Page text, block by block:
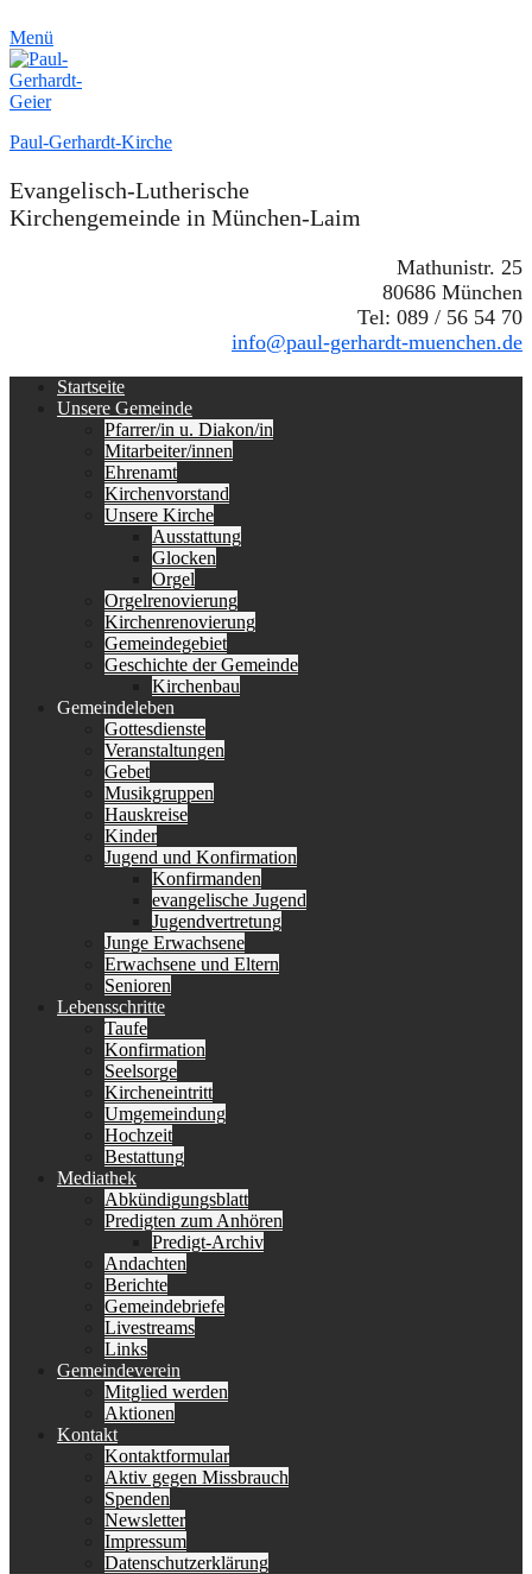
Menü
Paul-Gerhardt-Kirche
Evangelisch-Lutherische
Kirchengemeinde in München-Laim
Mathunistr. 25
80686 München
Tel: 089 / 56 54 70
info@paul-gerhardt-muenchen.de
Erstes
Menü
Startseite
Unsere Gemeinde
Pfarrer/in u. Diakon/in
Mitarbeiter/innen
Ehrenamt
Kirchenvorstand
Unsere Kirche
Ausstattung
Glocken
Orgel
Orgelrenovierung
Kirchenrenovierung
Gemeindegebiet
Geschichte der Gemeinde
Kirchenbau
Gemeindeleben
Gottesdienste
Veranstaltungen
Gebet
Musikgruppen
Hauskreise
Kinder
Jugend und Konfirmation
Konfirmanden
evangelische Jugend
Jugendvertretung
Junge Erwachsene
Erwachsene und Eltern
Senioren
Lebensschritte
Taufe
Konfirmation
Seelsorge
Kircheneintritt
Umgemeindung
Hochzeit
Bestattung
Mediathek
Abkündigungsblatt
Predigten zum Anhören
Predigt-Archiv
Andachten
Berichte
Gemeindebriefe
Livestreams
Links
Gemeindeverein
Mitglied werden
Aktionen
Kontakt
Kontaktformular
Aktiv gegen Missbrauch
Spenden
Newsletter
Impressum
Datenschutzerklärung